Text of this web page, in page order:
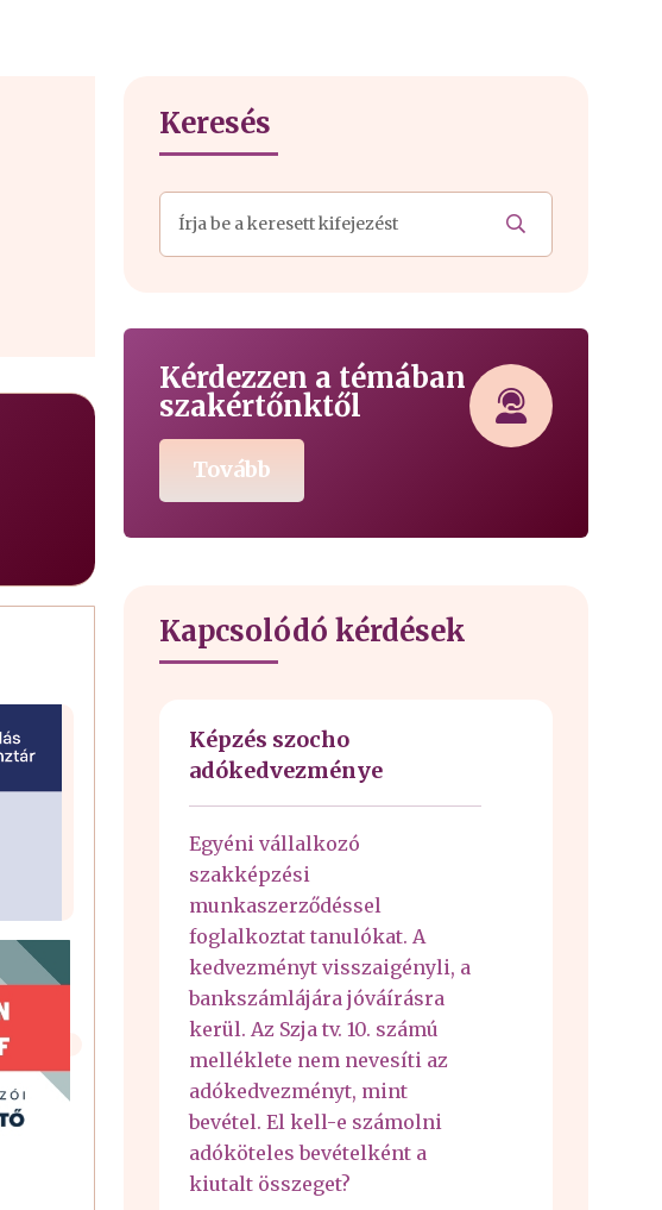
Keresés
Kérdezzen a témában
szakértőnktől
Tovább
Kapcsolódó kérdések
Képzés szocho
adókedvezménye
Egyéni vállalkozó
szakképzési
munkaszerződéssel
foglalkoztat tanulókat. A
kedvezményt visszaigényli, a
bankszámlájára jóváírásra
kerül. Az Szja tv. 10. számú
melléklete nem nevesíti az
adókedvezményt, mint
bevétel. El kell-e számolni
adóköteles bevételként a
kiutalt összeget?